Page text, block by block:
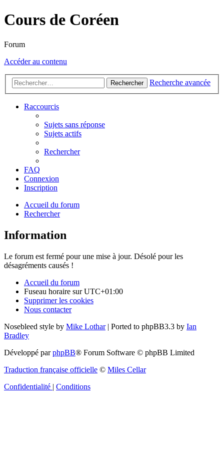
Cours de Coréen
Forum
Accéder au contenu
Rechercher Recherche avancée
Raccourcis
Sujets sans réponse
Sujets actifs
Rechercher
FAQ
Connexion
Inscription
Accueil du forum
Rechercher
Information
Le forum est fermé pour une mise à jour. Désolé pour les
désagréments causés !
Accueil du forum
Fuseau horaire surUTC+01:00
Supprimer les cookies
Nous contacter
Nosebleed style by Mike Lothar| Ported to phpBB3.3 by Ian
Bradley
Développé parphpBB® Forum Software © phpBB Limited
Traduction française officielle © Miles Cellar
Confidentialité | Conditions